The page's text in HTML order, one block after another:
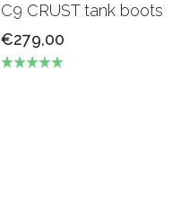
C9 CRUST tank boots
€279,00